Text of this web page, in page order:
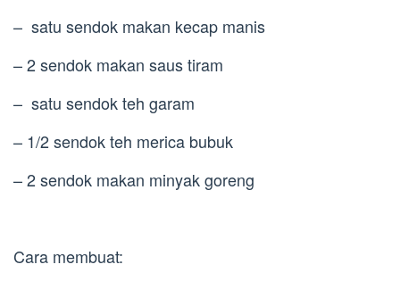
– satu sendok makan kecap manis
– 2 sendok makan saus tiram
– satu sendok teh garam
– 1/2 sendok teh merica bubuk
– 2 sendok makan minyak goreng
Cara membuat: